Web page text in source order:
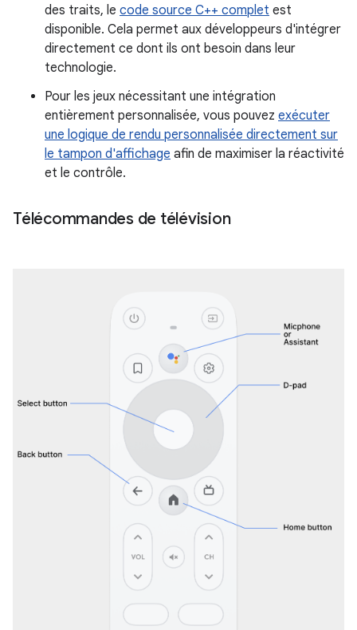
des traits, le code source C++ complet est
disponible. Cela permet aux développeurs d'intégrer
directement ce dont ils ont besoin dans leur
technologie.
Pour les jeux nécessitant une intégration
entièrement personnalisée, vous pouvez exécuter
une logique de rendu personnalisée directement sur
le tampon d'affichage afin de maximiser la réactivité
et le contrôle.
Télécommandes de télévision